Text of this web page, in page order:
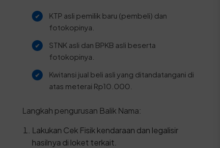
KTP asli pemilik baru (pembeli) dan
fotokopinya.
STNK asli dan BPKB asli beserta
fotokopinya.
Kwitansi jual beli asli yang ditandatangani di
atas meterai Rp10.000.
Langkah pengurusan Balik Nama:
Lakukan Cek Fisik kendaraan dan legalisir
hasilnya di loket terkait.